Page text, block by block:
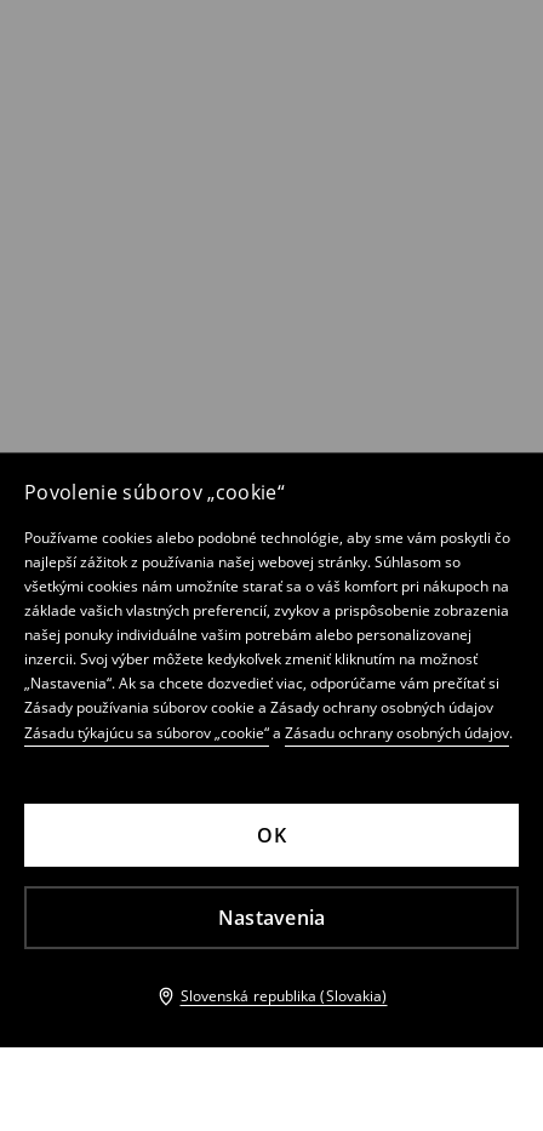
Povolenie súborov „cookie“
Používame cookies alebo podobné technológie, aby sme vám poskytli čo
najlepší zážitok z používania našej webovej stránky. Súhlasom so
všetkými cookies nám umožníte starať sa o váš komfort pri nákupoch na
základe vašich vlastných preferencií, zvykov a prispôsobenie zobrazenia
našej ponuky individuálne vašim potrebám alebo personalizovanej
inzercii. Svoj výber môžete kedykoľvek zmeniť kliknutím na možnosť
„Nastavenia“. Ak sa chcete dozvedieť viac, odporúčame vám prečítať si
Zásady používania súborov cookie a Zásady ochrany osobných údajov
Zásadu týkajúcu sa súborov „cookie“a Zásadu ochrany osobných údajov.
Nastavenia
OK
Slovenská republika (Slovakia)